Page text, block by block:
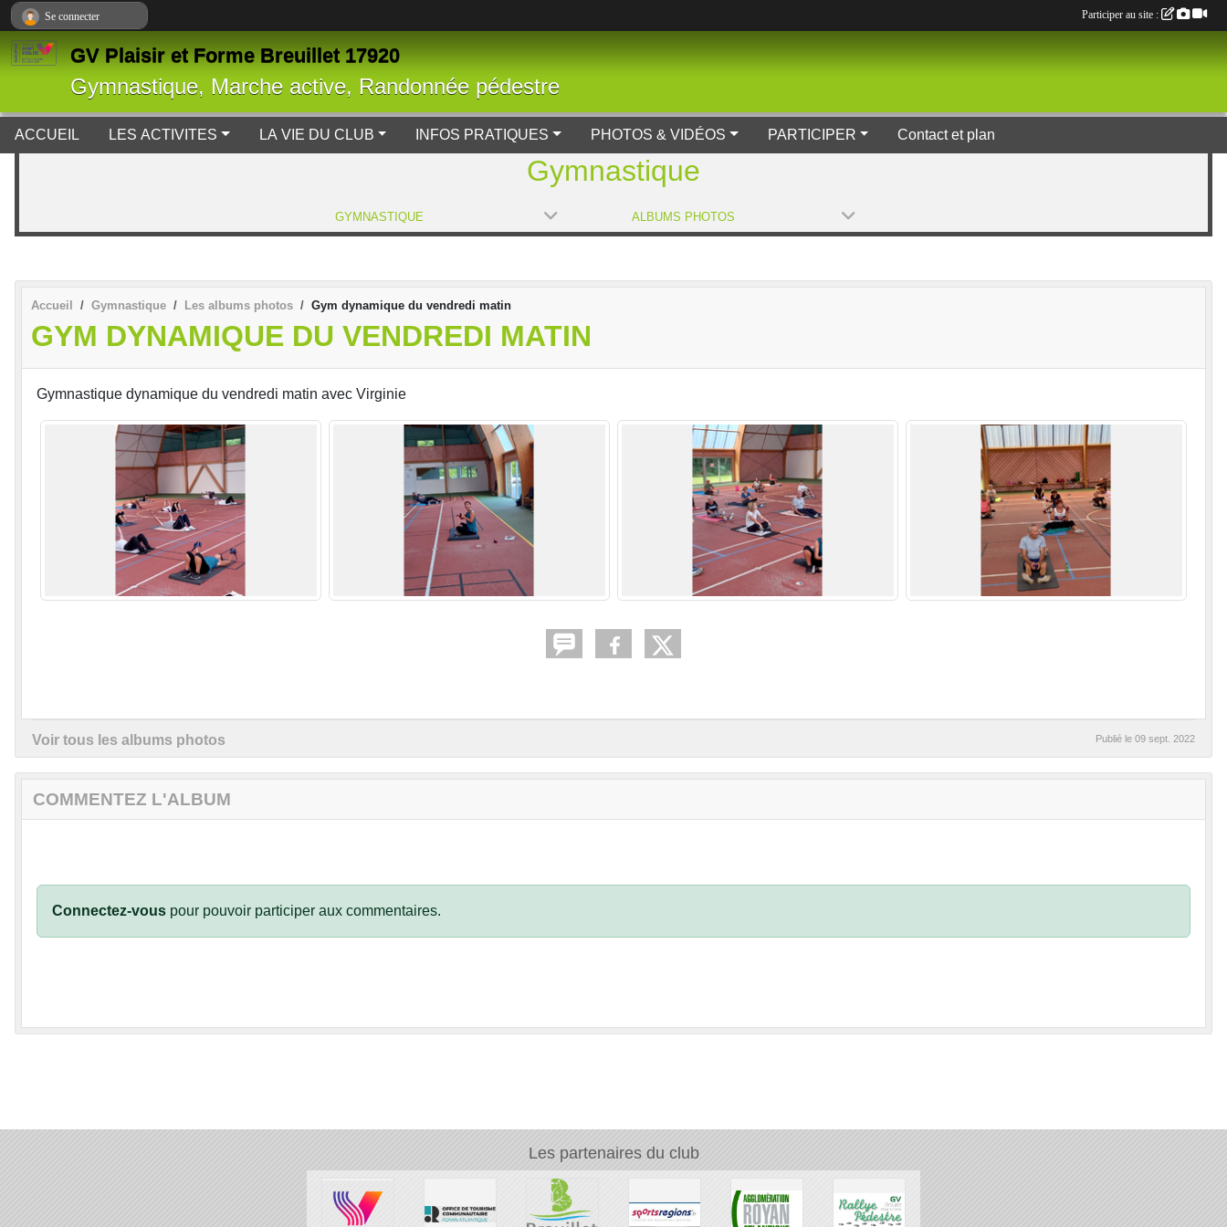
GV Plaisir et Forme Breuillet 17920
Gymnastique, Marche active, Randonnée pédestre
ACCUEIL LES ACTIVITES LA VIE DU CLUB INFOS PRATIQUES PHOTOS & VIDÉOS PARTICIPER Contact et plan
Gymnastique
GYMNASTIQUE ALBUMS PHOTOS
Accueil Gymnastique Les albums photos Gym dynamique du vendredi matin
GYM DYNAMIQUE DU VENDREDI MATIN
Gymnastique dynamique du vendredi matin avec Virginie
Voir tous les albums photos Publié le 09 sept. 2022
COMMENTEZ L'ALBUM
Connectez-vous pour pouvoir participer aux commentaires.
Les partenaires du club
Se connecter Participer au site :
Panneau de gestion des cookies